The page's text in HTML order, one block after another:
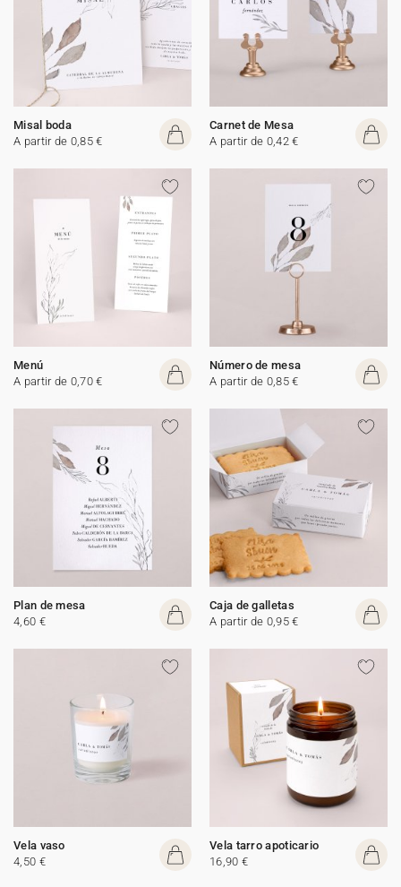
Misal boda
A partir de 0,85 €
Carnet de Mesa
A partir de 0,42 €
Menú
A partir de 0,70 €
Número de mesa
A partir de 0,85 €
Plan de mesa
4,60 €
Caja de galletas
A partir de 0,95 €
Vela vaso
4,50 €
Vela tarro apoticario
16,90 €